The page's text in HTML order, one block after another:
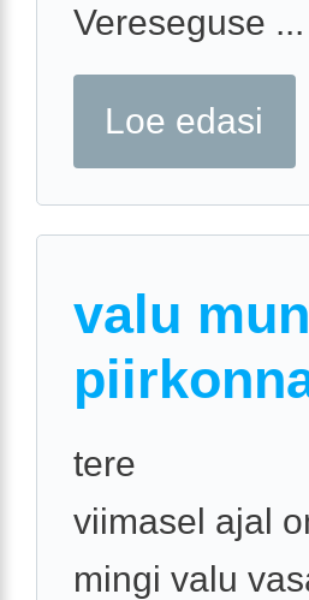
Vereseguse ...
Loe edasi
valu
tere
viimasel ajal
mingi valu